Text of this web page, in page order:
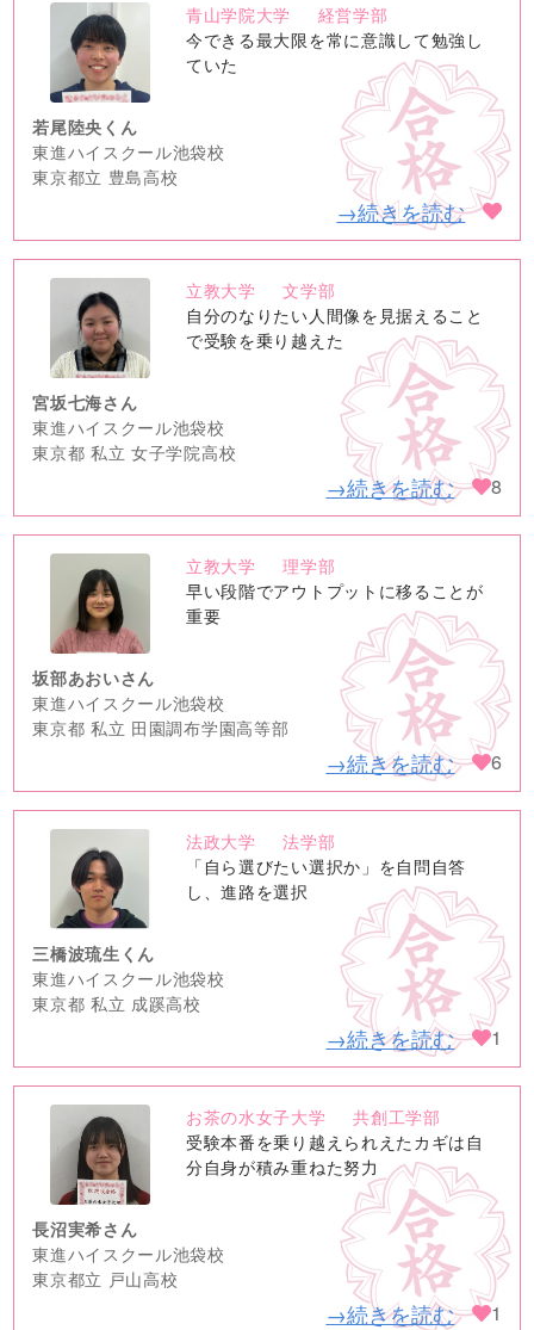
no
image
青山学院大学
経営学部
今できる最大限を常に意識して勉強し
ていた
若尾陸央くん
東進ハイスクール池袋校
東京都立 豊島高校
→続きを読む
no
image
立教大学
文学部
自分のなりたい人間像を見据えること
で受験を乗り越えた
宮坂七海さん
東進ハイスクール池袋校
東京都 私立 女子学院高校
→続きを読む 8
no
image
立教大学
理学部
早い段階でアウトプットに移ることが
重要
坂部あおいさん
東進ハイスクール池袋校
東京都 私立 田園調布学園高等部
→続きを読む 6
no
image
法政大学
法学部
「自ら選びたい選択か」を自問自答
し、進路を選択
三橋波琉生くん
東進ハイスクール池袋校
東京都 私立 成蹊高校
→続きを読む 1
no
image
お茶の水女子大学
共創工学部
受験本番を乗り越えられえたカギは自
分自身が積み重ねた努力
長沼実希さん
東進ハイスクール池袋校
東京都立 戸山高校
→続きを読む 1